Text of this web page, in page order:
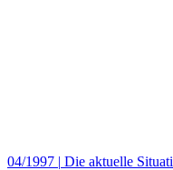
04/1997 | Die aktuelle